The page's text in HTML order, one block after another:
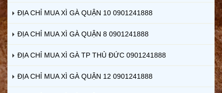
ĐỊA CHỈ MUA XÌ GÀ QUẬN 10 0901241888
ĐỊA CHỈ MUA XÌ GÀ QUẬN 8 0901241888
ĐỊA CHỈ MUA XÌ GÀ TP THỦ ĐỨC 0901241888
ĐỊA CHỈ MUA XÌ GÀ QUẬN 12 0901241888